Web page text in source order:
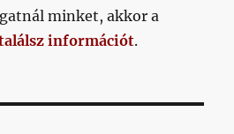
akadémisták
a
második
minket, akkor a
információt.